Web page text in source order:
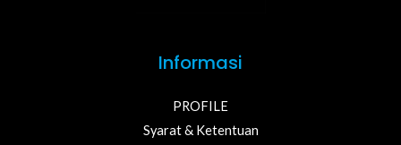
Informasi
PROFILE
Syarat & Ketentuan